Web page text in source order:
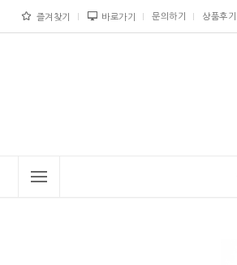
즐겨찾기 바로가기 문의하기 상품후기